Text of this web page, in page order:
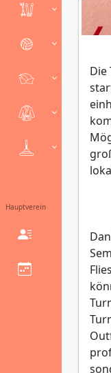
Hauptverein
Die